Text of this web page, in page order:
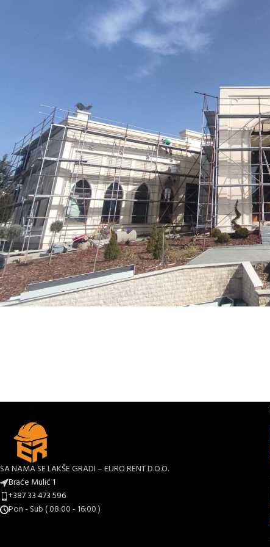
SA NAMA SE LAKŠE GRADI – EURO RENT D.O.O.
Braće Mulić 1
+387 33 473 596
Pon - Sub ( 08:00 - 16:00 )